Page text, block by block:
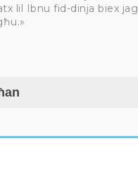
lil Ibnu fid-dinja biex